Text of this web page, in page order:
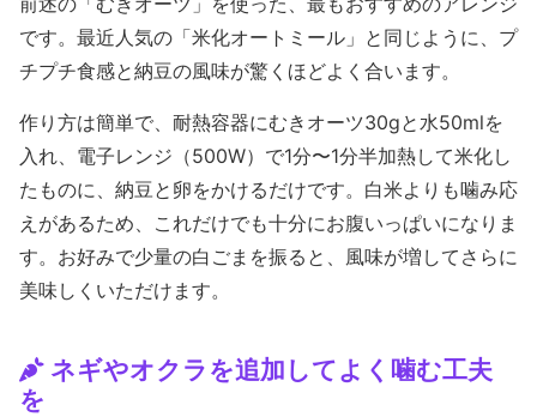
です。最近人気の「米化オートミール」と同じように、プ
チプチ食感と納豆の風味が驚くほどよく合います。
作り方は簡単で、耐熱容器にむきオーツ30gと水50mlを
入れ、電子レンジ（500W）で1分〜1分半加熱して米化し
たものに、納豆と卵をかけるだけです。白米よりも噛み応
えがあるため、これだけでも十分にお腹いっぱいになりま
す。お好みで少量の白ごまを振ると、風味が増してさらに
美味しくいただけます。
ネギやオクラを追加してよく噛む工夫
を